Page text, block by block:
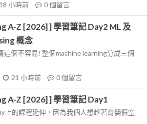
18 小時前 0個留言
A-Z [2026] ] 學習筆記 Day2 ML 及
概念
這個不容易! 整個machine learning分成三個
21 小時前 0個留言
A-Z [2026] ] 學習筆記 Day1
上的課程延伸，因為我個人想趁著育嬰假空